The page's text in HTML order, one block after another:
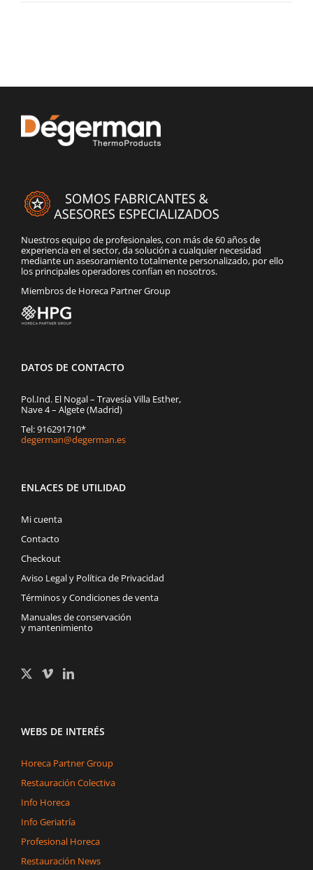
Nuestros equipo de profesionales, con más de 60 años de
experiencia en el sector, da solución a cualquier necesidad
mediante un asesoramiento totalmente personalizado, por ello
los principales operadores confían en nosotros.
Miembros de Horeca Partner Group
DATOS DE CONTACTO
Pol.Ind. El Nogal – Travesía Villa Esther,
Nave 4 – Algete (Madrid)
Tel: 916291710*
degerman@degerman.es
ENLACES DE UTILIDAD
Mi cuenta
Contacto
Checkout
Aviso Legal y Política de Privacidad
Términos y Condiciones de venta
Manuales de conservación
y mantenimiento
WEBS DE INTERÉS
Horeca Partner Group
Restauración Colectiva
Info Horeca
Info Geriatría
Profesional Horeca
Restauración News